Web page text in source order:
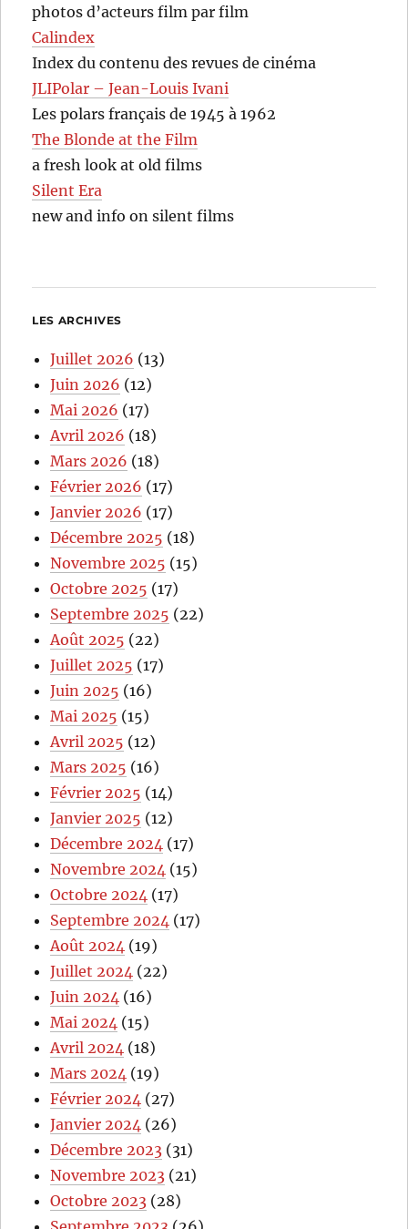
photos d’acteurs film par film
Calindex
Index du contenu des revues de cinéma
JLIPolar – Jean-Louis Ivani
Les polars français de 1945 à 1962
The Blonde at the Film
a fresh look at old films
Silent Era
new and info on silent films
LES ARCHIVES
Juillet 2026 (13)
Juin 2026 (12)
Mai 2026 (17)
Avril 2026 (18)
Mars 2026 (18)
Février 2026 (17)
Janvier 2026 (17)
Décembre 2025 (18)
Novembre 2025 (15)
Octobre 2025 (17)
Septembre 2025 (22)
Août 2025 (22)
Juillet 2025 (17)
Juin 2025 (16)
Mai 2025 (15)
Avril 2025 (12)
Mars 2025 (16)
Février 2025 (14)
Janvier 2025 (12)
Décembre 2024 (17)
Novembre 2024 (15)
Octobre 2024 (17)
Septembre 2024 (17)
Août 2024 (19)
Juillet 2024 (22)
Juin 2024 (16)
Mai 2024 (15)
Avril 2024 (18)
Mars 2024 (19)
Février 2024 (27)
Janvier 2024 (26)
Décembre 2023 (31)
Novembre 2023 (21)
Octobre 2023 (28)